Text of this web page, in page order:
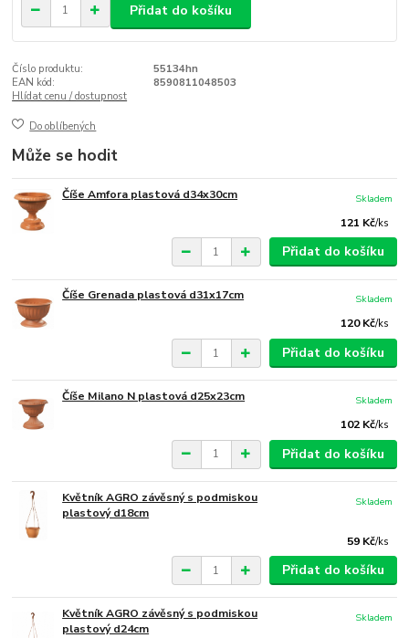
Přidat do košíku
Číslo produktu:
55134hn
EAN kód:
8590811048503
Hlídat cenu / dostupnost
Do oblíbených
Může se hodit
Číše Amfora plastová d34x30cm
121 Kč/ks
Skladem
Přidat do košíku
Číše Grenada plastová d31x17cm
120 Kč/ks
Skladem
Přidat do košíku
Číše Milano N plastová d25x23cm
102 Kč/ks
Skladem
Přidat do košíku
Květník AGRO závěsný s podmiskou
plastový d18cm
59 Kč/ks
Skladem
Přidat do košíku
Květník AGRO závěsný s podmiskou
plastový d24cm
Skladem